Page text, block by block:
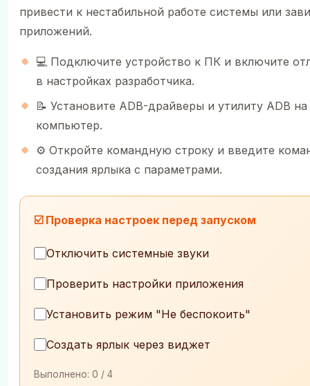
привести к нестабильной работе системы или
приложений.
💻 Подключите устройство к ПК и включите
в настройках разработчика.
📝 Установите ADB-драйверы и утилиту ADB
компьютер.
⚙️ Откройте командную строку и введите
создания ярлыка с параметрами.
☑️ Проверка настроек перед запуском
Отключить системные звуки
Проверить настройки приложения
Установить режим "Не беспокоить"
Создать ярлык через виджет
Выполнено: 0 / 4